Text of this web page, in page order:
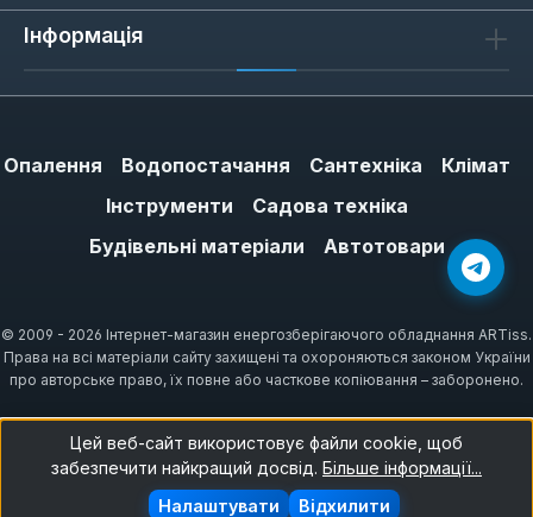
Інформація
Опалення Водопостачання Сантехніка
Клімат
Інструменти
Садова техніка
Будівельні матеріали
Автотовари
© 2009 - 2026 Інтернет-магазин енергозберігаючого обладнання ARTiss.
Права на всі матеріали сайту захищені та охороняються законом України
про авторське право, їх повне або часткове копіювання – заборонено.
Цей веб-сайт використовує файли cookie, щоб
забезпечити найкращий досвід. Більше інформації...
Відхилити
Налаштувати